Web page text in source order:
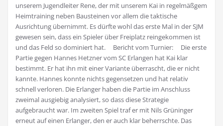
unserem Jugendleiter Rene, der mit unserem Kai in regelmäßgem
Heimtraining neben Bausteinen vor allem die taktische
Ausrichtung übernimmt. Es dürfte wohl das erste Mal in der SJM
gewesen sein, dass ein Spieler über Freiplatz reingekommen ist
und das Feld so dominiert hat. Bericht vom Turnier:
Die erste
Partie gegen Hannes Hetzner vom SC Erlangen hat Kai klar
bestimmt. Er hat ihn mit einer Variante überrascht, die er nicht
kannte. Hannes konnte nichts gegensetzen und hat relativ
schnell verloren. Die Erlanger haben die Partie im Anschluss
zweimal ausgiebig analysiert, so dass diese Strategie
aufgebraucht war. Im zweiten Spiel traf er mit Nils Grüninger
erneut auf einen Erlanger, den er auch klar beherrschte. Das